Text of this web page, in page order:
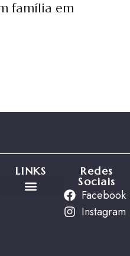
família em
LINKS Redes
Sociais
Facebook
Instagram